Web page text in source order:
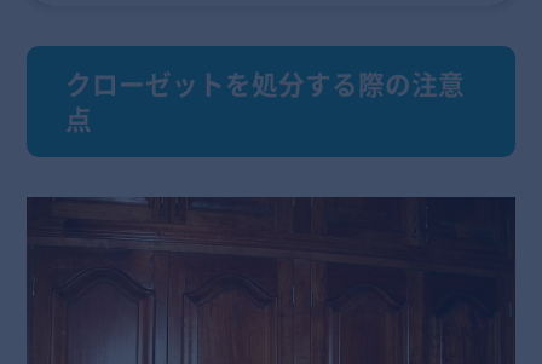
クローゼットを処分する際の注意
点